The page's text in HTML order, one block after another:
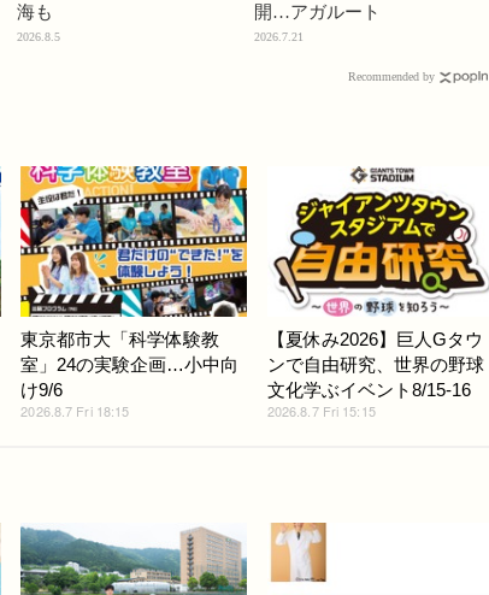
海も
2026.8.5
開…アガルート
2026.7.21
Recommended by
東京都市大「科学体験教
室」24の実験企画…小中向
け9/6
2026.8.7 Fri 18:15
【夏休み2026】巨人Gタウ
ンで自由研究、世界の野球
文化学ぶイベント8/15-16
2026.8.7 Fri 15:15